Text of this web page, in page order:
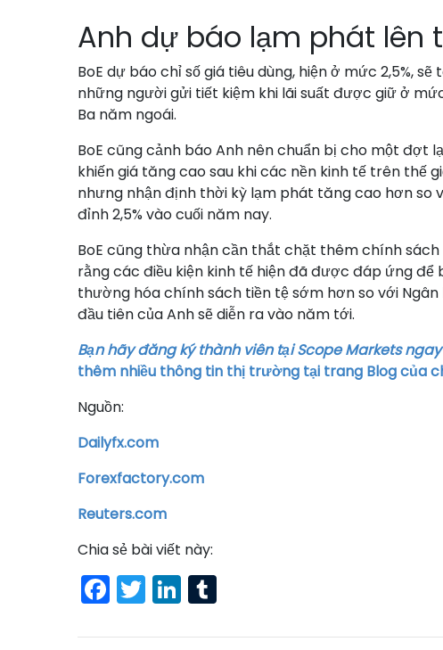
Anh dự báo lạm phát lên
BoE dự báo chỉ số giá tiêu dùng, hiện ở mức 2,5%,
những người gửi tiết kiệm khi lãi suất được giữ ở
Ba năm ngoái.
BoE cũng cảnh báo Anh nên chuẩn bị cho một đợt
khiến giá tăng cao sau khi các nền kinh tế trên thế
nhưng nhận định thời kỳ lạm phát tăng cao hơn so
đỉnh 2,5% vào cuối năm nay.
BoE cũng thừa nhận cần thắt chặt thêm chính
rằng các điều kiện kinh tế hiện đã được đáp ứng
thường hóa chính sách tiền tệ sớm hơn so với
đầu tiên của Anh sẽ diễn ra vào năm tới.
Bạn hãy đăng ký thành viên tại Scope Markets
thêm nhiều thông tin thị trường tại trang Blog của
Nguồn:
Dailyfx.com
Forexfactory.com
Reuters.com
Chia sẻ bài viết này:
Facebook
TwitterLinkedIn